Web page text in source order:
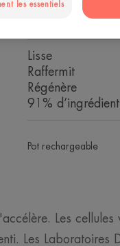
Positionnement
Lisse
Raffermit
Régénère
91%
Pot rechargeable
Les
Les Laboratoires
les essentiels